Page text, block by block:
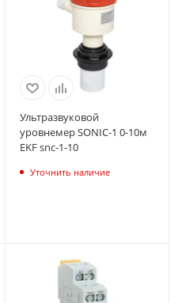
Ультразвуковой
уровнемер SONIC-1 0-10м
EKF snc-1-10
Уточнить наличие